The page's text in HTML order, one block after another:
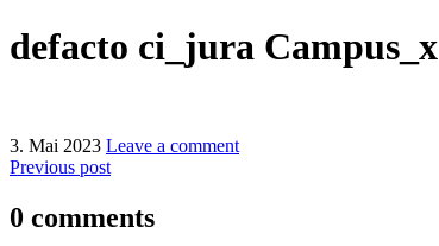
defacto ci_jura Campus_x
3. Mai 2023 Leave a comment
Previous post
0 comments